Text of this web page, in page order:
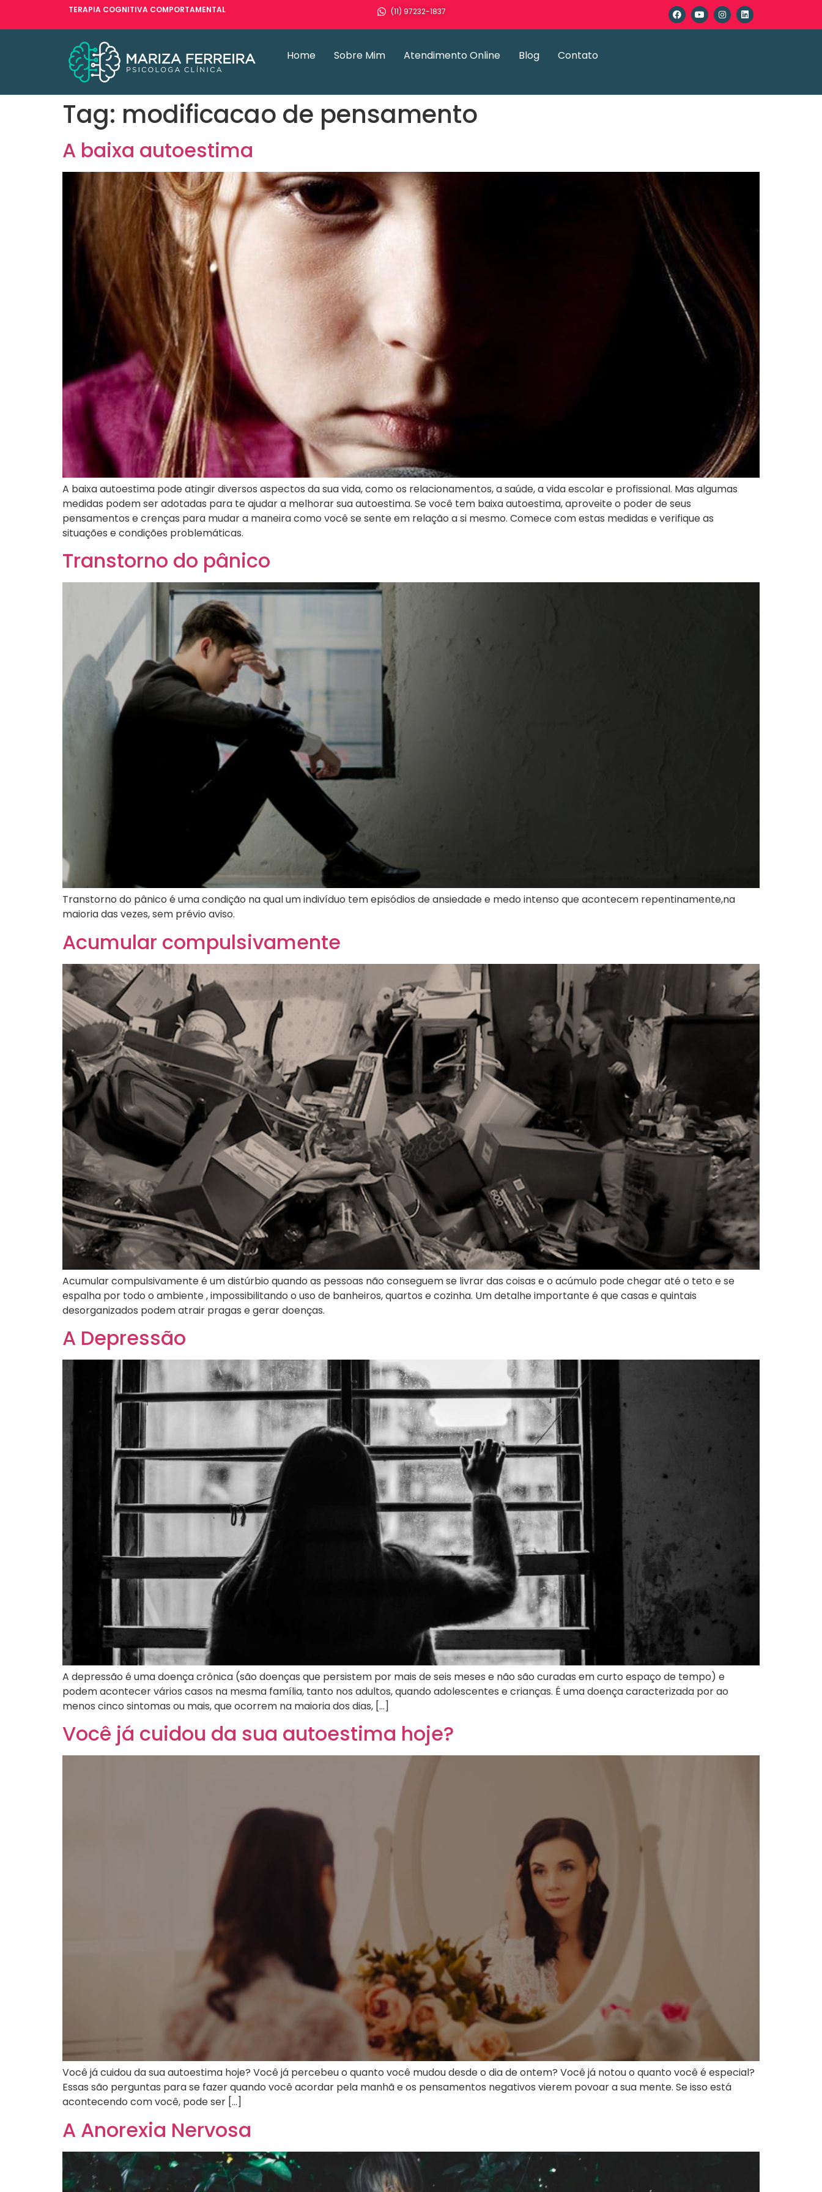
TERAPIA COGNITIVA COMPORTAMENTAL (11) 97232-1837
Home Sobre Mim Atendimento Online Blog Contato
Tag: modificacao de pensamento
A baixa autoestima
A baixa autoestima pode atingir diversos aspectos da sua vida, como os relacionamentos, a saúde, a vida escolar e profissional. Mas algumas
medidas podem ser adotadas para te ajudar a melhorar sua autoestima. Se você tem baixa autoestima, aproveite o poder de seus
pensamentos e crenças para mudar a maneira como você se sente em relação a si mesmo. Comece com estas medidas e verifique as
situações e condições problemáticas.
Transtorno do pânico
Transtorno do pânico é uma condição na qual um indivíduo tem episódios de ansiedade e medo intenso que acontecem repentinamente,na
maioria das vezes, sem prévio aviso.
Acumular compulsivamente
Acumular compulsivamente é um distúrbio quando as pessoas não conseguem se livrar das coisas e o acúmulo pode chegar até o teto e se
espalha por todo o ambiente , impossibilitando o uso de banheiros, quartos e cozinha. Um detalhe importante é que casas e quintais
desorganizados podem atrair pragas e gerar doenças.
A Depressão
A depressão é uma doença crônica (são doenças que persistem por mais de seis meses e não são curadas em curto espaço de tempo) e
podem acontecer vários casos na mesma família, tanto nos adultos, quando adolescentes e crianças. É uma doença caracterizada por ao
menos cinco sintomas ou mais, que ocorrem na maioria dos dias, […]
Você já cuidou da sua autoestima hoje?
Você já cuidou da sua autoestima hoje? Você já percebeu o quanto você mudou desde o dia de ontem? Você já notou o quanto você é especial?
Essas são perguntas para se fazer quando você acordar pela manhã e os pensamentos negativos vierem povoar a sua mente. Se isso está
acontecendo com você, pode ser […]
A Anorexia Nervosa